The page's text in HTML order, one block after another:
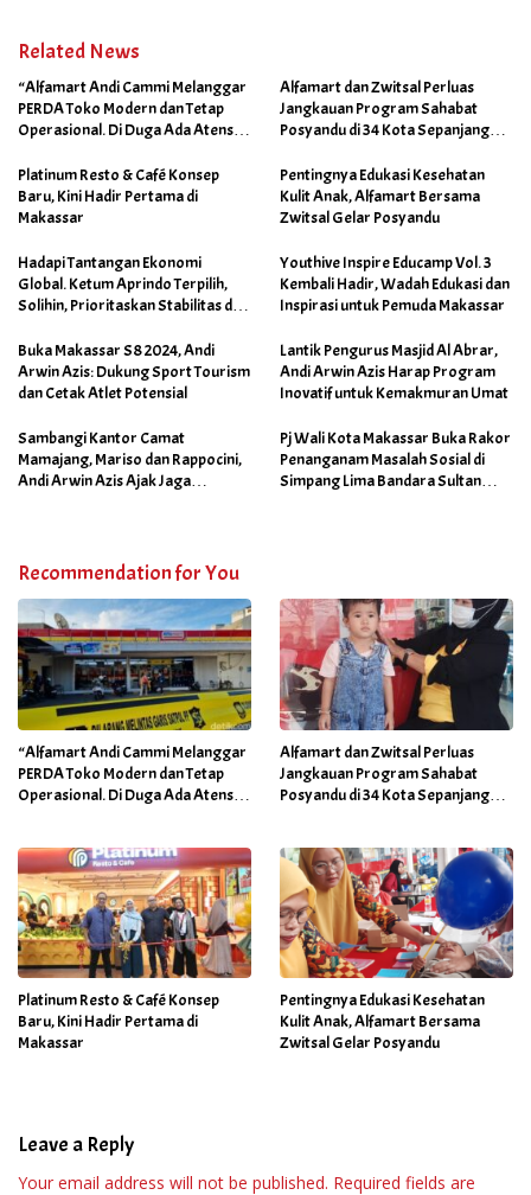
Related News
“Alfamart Andi Cammi Melanggar
PERDA Toko Modern dan Tetap
Operasional. Di Duga Ada Atensi
Alfamart dan Zwitsal Perluas
Jangkauan Program Sahabat
Posyandu di 34 Kota Sepanjang
Platinum Resto & Café Konsep
Baru, Kini Hadir Pertama di
Makassar
Pentingnya Edukasi Kesehatan
Kulit Anak, Alfamart Bersama
Zwitsal Gelar Posyandu
Hadapi Tantangan Ekonomi
Global. Ketum Aprindo Terpilih,
Solihin, Prioritaskan Stabilitas dan
Youthive Inspire Educamp Vol. 3
Kembali Hadir, Wadah Edukasi dan
Inspirasi untuk Pemuda Makassar
Buka Makassar S8 2024, Andi
Arwin Azis: Dukung Sport Tourism
dan Cetak Atlet Potensial
Lantik Pengurus Masjid Al Abrar,
Andi Arwin Azis Harap Program
Inovatif untuk Kemakmuran Umat
Sambangi Kantor Camat
Mamajang, Mariso dan Rappocini,
Andi Arwin Azis Ajak Jaga
Pj Wali Kota Makassar Buka Rakor
Penanganam Masalah Sosial di
Simpang Lima Bandara Sultan
Recommendation for You
“Alfamart Andi Cammi Melanggar
PERDA Toko Modern dan Tetap
Operasional. Di Duga Ada Atensi
Alfamart dan Zwitsal Perluas
Jangkauan Program Sahabat
Posyandu di 34 Kota Sepanjang
Platinum Resto & Café Konsep
Baru, Kini Hadir Pertama di
Makassar
Pentingnya Edukasi Kesehatan
Kulit Anak, Alfamart Bersama
Zwitsal Gelar Posyandu
Leave a Reply
Your email address will not be published. Required fields are